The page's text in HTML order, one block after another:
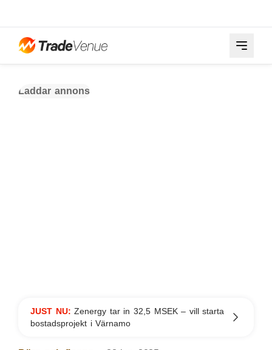
Laddar annons
JUST NU:Zenergy tar in 32,5 MSEK – vill starta
bostadsprojekt i Värnamo